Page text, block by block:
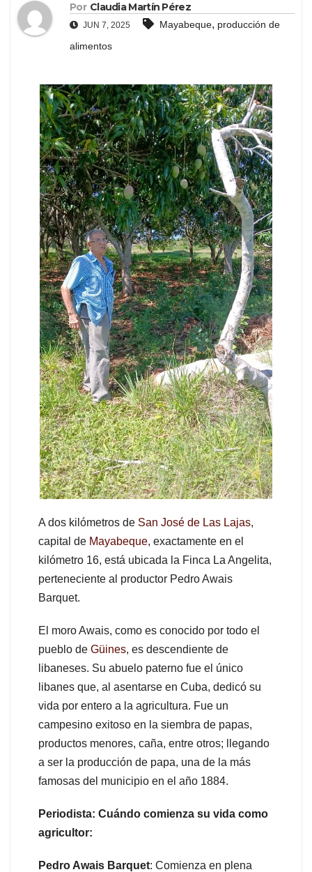
Por Claudia Martín Pérez
JUN 7, 2025 Mayabeque, producción de
alimentos
A dos kilómetros de San José de Las Lajas,
capital de Mayabeque, exactamente en el
kilómetro 16, está ubicada la Finca La Angelita,
perteneciente al productor Pedro Awais
Barquet.
El moro Awais, como es conocido por todo el
pueblo de Güines, es descendiente de
libaneses. Su abuelo paterno fue el único
libanes que, al asentarse en Cuba, dedicó su
vida por entero a la agricultura. Fue un
campesino exitoso en la siembra de papas,
productos menores, caña, entre otros; llegando
a ser la producción de papa, una de la más
famosas del municipio en el año 1884.
Periodista: Cuándo comienza su vida como
agricultor:
Pedro Awais Barquet: Comienza en plena